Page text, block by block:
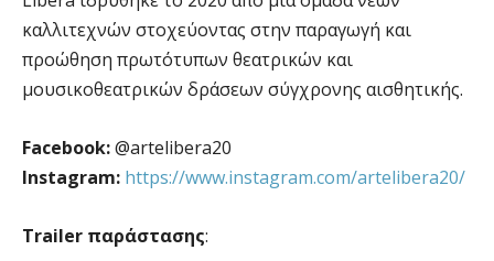
καλλιτεχνών στοχεύοντας στην παραγωγή και
προώθηση πρωτότυπων θεατρικών και
μουσικοθεατρικών δράσεων σύγχρονης αισθητικής.
Facebook:@artelibera20
Instagram: https://www.instagram.com/artelibera20/
Trailer παράστασης: